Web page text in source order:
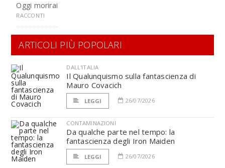
Oggi morirai
RACCONTI
ARTICOLI PIÙ POPOLARI
DALL'ITALIA
Il Qualunquismo sulla fantascienza di
Mauro Covacich
LEGGI 26/07/2026
CONTAMINAZIONI
Da qualche parte nel tempo: la
fantascienza degli Iron Maiden
LEGGI 26/07/2026